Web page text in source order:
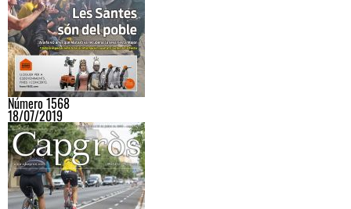
Número 1568
18/07/2019